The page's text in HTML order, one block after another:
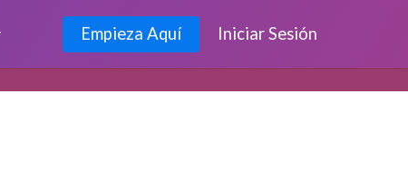
Empieza Aquí Iniciar Sesión